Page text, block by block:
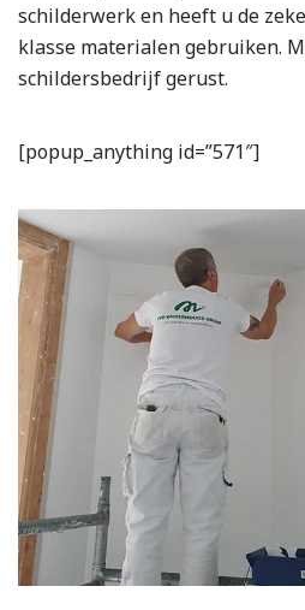
schilderwerk en heeft u de
klasse materialen gebruiken.
schildersbedrijf gerust.
[popup_anything id=”571″]